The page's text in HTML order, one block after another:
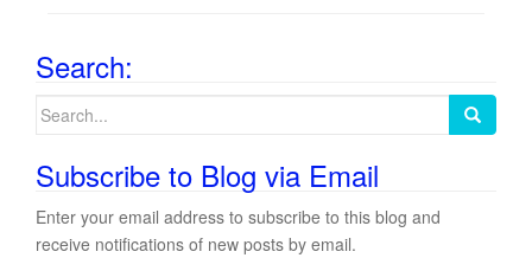
Search:
Search
Subscribe to Blog via Email
Enter your email address to subscribe to this blog and
receive notifications of new posts by email.